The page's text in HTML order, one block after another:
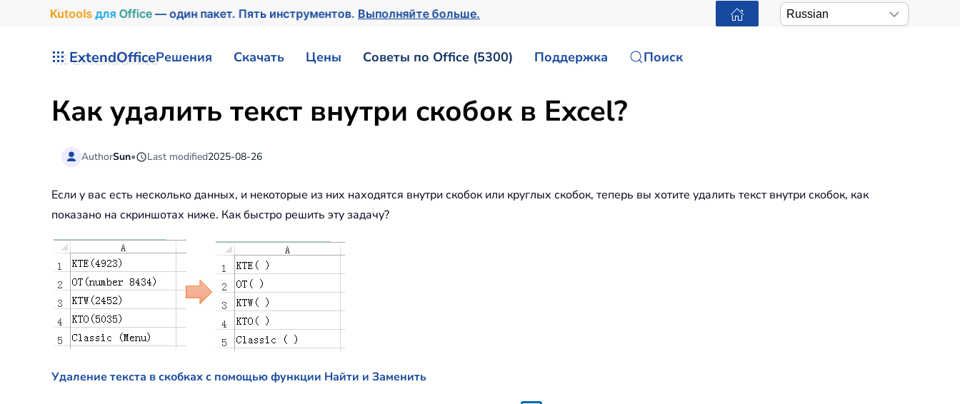
KutoolsдляOffice— один пакет. Пять инструментов.Выполняйте больше.
ExtendOfficeРешения Скачать Цены Советы по Office (5300) Поддержка Поиск
Как удалить текст внутри скобок в Excel?
AuthorSun• Last modified2025-08-26
Если у вас есть несколько данных, и некоторые из них находятся внутри скобок или круглых скобок, теперь вы хотите удалить текст внутри скобок, как
показано на скриншотах ниже. Как быстро решить эту задачу?
Удаление текста в скобках с помощью функции Найти и Заменить